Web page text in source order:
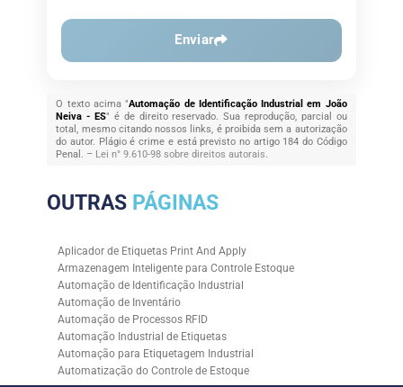
Enviar
O texto acima "Automação de Identificação Industrial em João
Neiva - ES" é de direito reservado. Sua reprodução, parcial ou
total, mesmo citando nossos links, é proibida sem a autorização
do autor. Plágio é crime e está previsto no artigo 184 do Código
Penal. – Lei n° 9.610-98 sobre direitos autorais.
OUTRAS PÁGINAS
Aplicador de Etiquetas Print And Apply
Armazenagem Inteligente para Controle Estoque
Automação de Identificação Industrial
Automação de Inventário
Automação de Processos RFID
Automação Industrial de Etiquetas
Automação para Etiquetagem Industrial
Automatização do Controle de Estoque